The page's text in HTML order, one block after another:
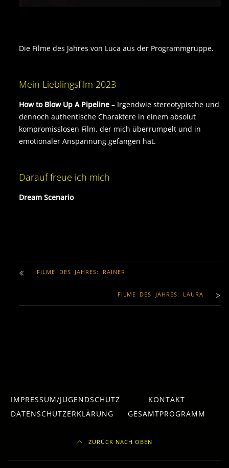
Die Filme des Jahres von Luca aus der Programmgruppe.
Mein Lieblingsfilm 2023
How to Blow Up A Pipeline – Irgendwie stereotypische und
dennoch authentische Charaktere in einem absolut
kompromisslosen Film, der mich überrumpelt und in
emotionaler Anspannung gefangen hat.
Darauf freue ich mich
Dream Scenario
FILME DES JAHRES: RAINER
FILME DES JAHRES: LAURA
IMPRESSUM/JUGENDSCHUTZ
KONTAKT
DATENSCHUTZERKLÄRUNG
GESAMTPROGRAMM
ZURÜCK NACH OBEN